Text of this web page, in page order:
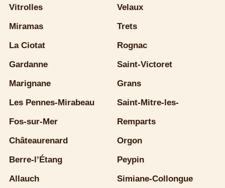
Vitrolles
Miramas
La Ciotat
Gardanne
Marignane
Les Pennes-Mirabeau
Fos-sur-Mer
Châteaurenard
Berre-l’Étang
Allauch
Velaux
Trets
Rognac
Saint-Victoret
Grans
Saint-Mitre-les-
Remparts
Orgon
Peypin
Simiane-Collongue